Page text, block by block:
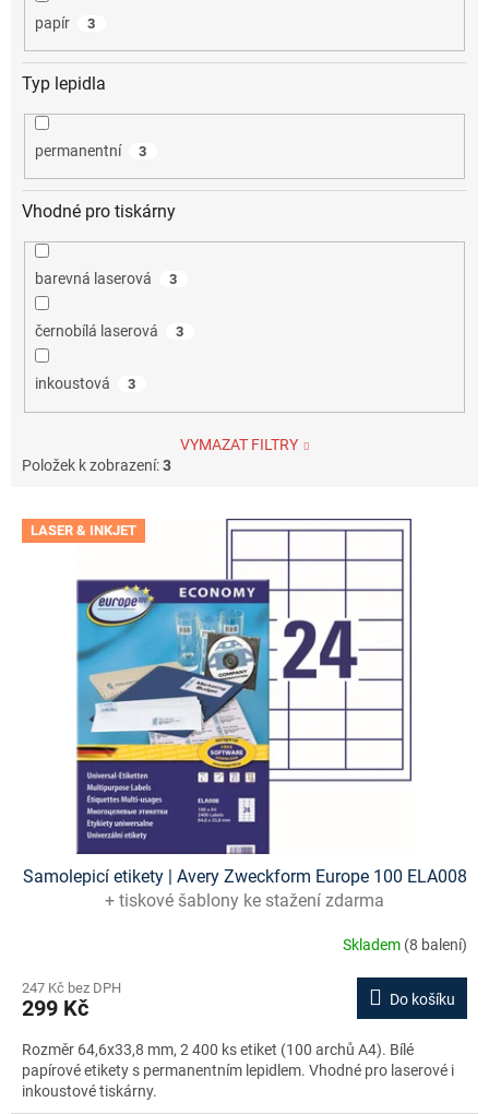
papír 3
Typ lepidla
permanentní 3
Vhodné pro tiskárny
barevná laserová 3
černobílá laserová 3
inkoustová 3
VYMAZAT FILTRY
Položek k zobrazení:3
V LASER & INKJET
Samolepicí etikety | Avery Zweckform Europe 100 ELA008
+ tiskové šablony ke stažení zdarma
Skladem (8 balení)
247 Kč bez DPH
299 Kč Do košíku
Rozměr 64,6x33,8 mm, 2 400 ks etiket (100 archů A4). Bílé
papírové etikety s permanentním lepidlem. Vhodné pro laserové i
inkoustové tiskárny.